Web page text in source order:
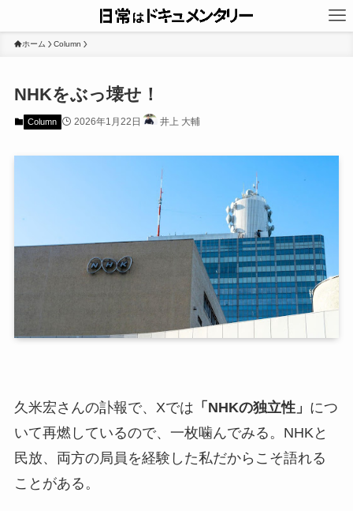
ホーム Column
NHKをぶっ壊せ！
Column 2026年1月22日 井上 大輔
久米宏さんの訃報で、Xでは 「NHKの独立性」 につ
いて再燃しているので、一枚噛んでみる。NHKと
民放、両方の局員を経験した私だからこそ語れる
ことがある。